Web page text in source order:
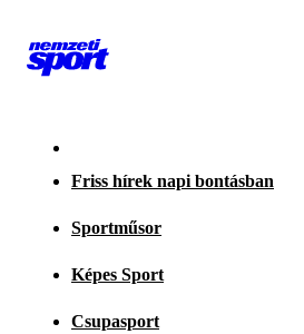
Friss hírek napi bontásban
Sportműsor
Képes Sport
Csupasport